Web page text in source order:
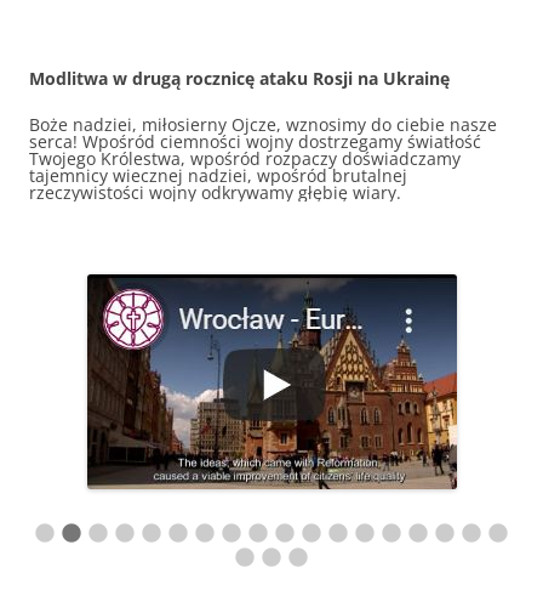
Modlitwa w drugą rocznicę ataku Rosji na Ukrainę
Boże nadziei, miłosierny Ojcze, wznosimy do ciebie nasze
serca! Wpośród ciemności wojny dostrzegamy światłość
Twojego Królestwa, wpośród rozpaczy doświadczamy
tajemnicy wiecznej nadziei, wpośród brutalnej
rzeczywistości wojny odkrywamy głębię wiary.